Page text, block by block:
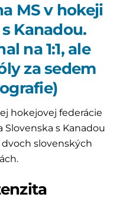
MS v hokeji
Kanadou.
na 1:1, ale
za sedem
hokejovej federácie
Slovenska s Kanadou
slovenských